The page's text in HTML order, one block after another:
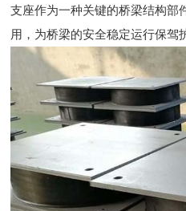
支座作为一种关键的桥梁结构部
用，为桥梁的安全稳定运行保驾